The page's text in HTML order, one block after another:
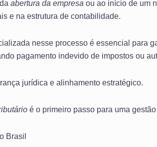
abertura da empresa ou ao início de um
e na estrutura de contabilidade.
nesse processo é essencial para
pagamento indevido de impostos ou
jurídica e alinhamento estratégico.
é o primeiro passo para uma
Brasil